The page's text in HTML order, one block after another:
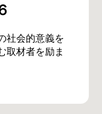
社会的意義を
取材者を励ま